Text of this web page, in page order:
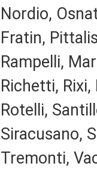
Nordio,
Fratin,
Rampelli,
Richetti, Rixi,
Rotelli,
Siracusano,
Tremonti,